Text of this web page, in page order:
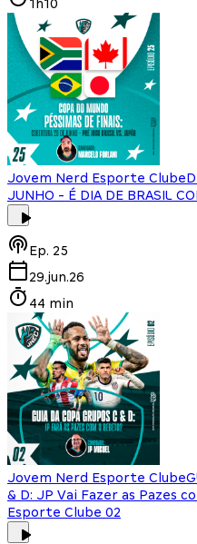
1h10
Jovem Nerd Esporte Clube
JUNHO - É DIA DE BRASIL
Ep. 25
29.jun.26
44 min
Jovem Nerd Esporte Clube
& D: JP Vai Fazer as Pazes
Esporte Clube 02